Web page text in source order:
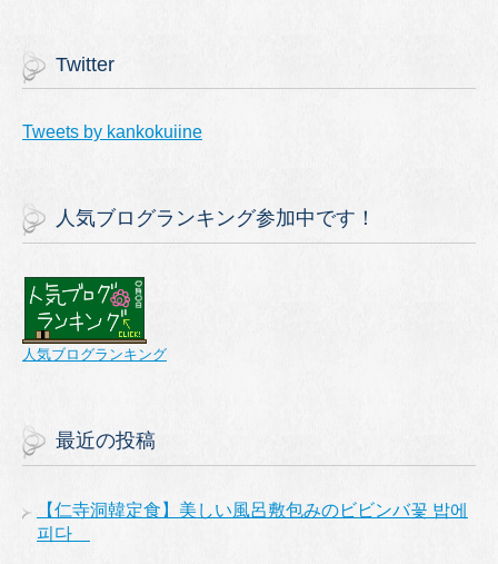
Twitter
Tweets by kankokuiine
人気ブログランキング参加中です！
人気ブログランキング
最近の投稿
【仁寺洞韓定食】美しい風呂敷包みのビビンバ꽃 밥에
피다